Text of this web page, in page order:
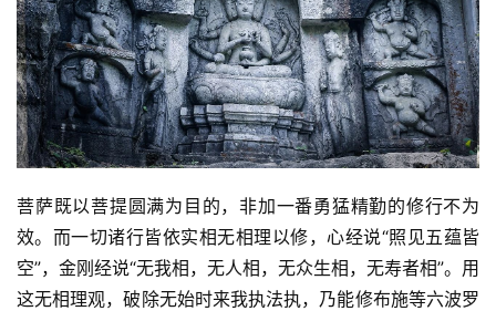
菩萨既以菩提圆满为目的，非加一番勇猛精勤的修行不为
效。而一切诸行皆依实相无相理以修，心经说“照见五蕴皆
空”，金刚经说“无我相，无人相，无众生相，无寿者相”。用
这无相理观，破除无始时来我执法执，乃能修布施等六波罗